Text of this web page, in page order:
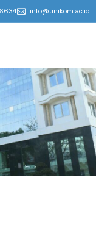
info@unikom.ac.id